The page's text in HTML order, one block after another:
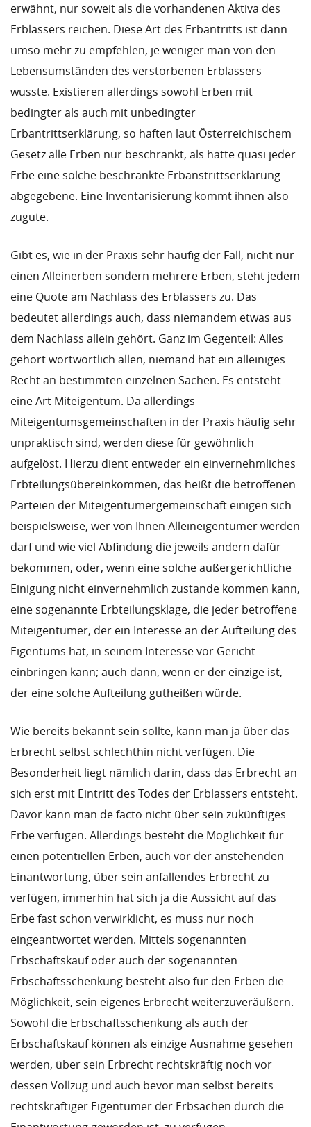
erwähnt, nur soweit als die vorhandenen Aktiva des
Erblassers reichen. Diese Art des Erbantritts ist dann
umso mehr zu empfehlen, je weniger man von den
Lebensumständen des verstorbenen Erblassers
wusste. Existieren allerdings sowohl Erben mit
bedingter als auch mit unbedingter
Erbantrittserklärung, so haften laut Österreichischem
Gesetz alle Erben nur beschränkt, als hätte quasi jeder
Erbe eine solche beschränkte Erbanstrittserklärung
abgegebene. Eine Inventarisierung kommt ihnen also
zugute.
Gibt es, wie in der Praxis sehr häufig der Fall, nicht nur
einen Alleinerben sondern mehrere Erben, steht jedem
eine Quote am Nachlass des Erblassers zu. Das
bedeutet allerdings auch, dass niemandem etwas aus
dem Nachlass allein gehört. Ganz im Gegenteil: Alles
gehört wortwörtlich allen, niemand hat ein alleiniges
Recht an bestimmten einzelnen Sachen. Es entsteht
eine Art Miteigentum. Da allerdings
Miteigentumsgemeinschaften in der Praxis häufig sehr
unpraktisch sind, werden diese für gewöhnlich
aufgelöst. Hierzu dient entweder ein einvernehmliches
Erbteilungsübereinkommen, das heißt die betroffenen
Parteien der Miteigentümergemeinschaft einigen sich
beispielsweise, wer von Ihnen Alleineigentümer werden
darf und wie viel Abfindung die jeweils andern dafür
bekommen, oder, wenn eine solche außergerichtliche
Einigung nicht einvernehmlich zustande kommen kann,
eine sogenannte Erbteilungsklage, die jeder betroffene
Miteigentümer, der ein Interesse an der Aufteilung des
Eigentums hat, in seinem Interesse vor Gericht
einbringen kann; auch dann, wenn er der einzige ist,
der eine solche Aufteilung gutheißen würde.
Wie bereits bekannt sein sollte, kann man ja über das
Erbrecht selbst schlechthin nicht verfügen. Die
Besonderheit liegt nämlich darin, dass das Erbrecht an
sich erst mit Eintritt des Todes der Erblassers entsteht.
Davor kann man de facto nicht über sein zukünftiges
Erbe verfügen. Allerdings besteht die Möglichkeit für
einen potentiellen Erben, auch vor der anstehenden
Einantwortung, über sein anfallendes Erbrecht zu
verfügen, immerhin hat sich ja die Aussicht auf das
Erbe fast schon verwirklicht, es muss nur noch
eingeantwortet werden. Mittels sogenannten
Erbschaftskauf oder auch der sogenannten
Erbschaftsschenkung besteht also für den Erben die
Möglichkeit, sein eigenes Erbrecht weiterzuveräußern.
Sowohl die Erbschaftsschenkung als auch der
Erbschaftskauf können als einzige Ausnahme gesehen
werden, über sein Erbrecht rechtskräftig noch vor
dessen Vollzug und auch bevor man selbst bereits
rechtskräftiger Eigentümer der Erbsachen durch die